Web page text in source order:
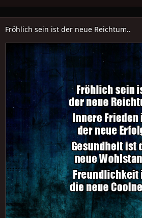
Fröhlich sein ist der neue Reichtum..